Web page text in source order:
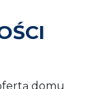
domu